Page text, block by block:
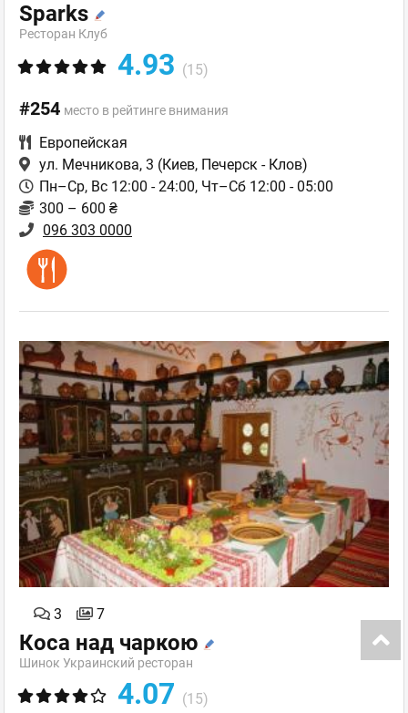
Sparks
Ресторан Клуб
4.93 (15)
#254 место в рейтинге внимания
Европейская
ул. Мечникова, 3 (Киев, Печерск - Клов)
Пн–Ср, Вс 12:00 - 24:00, Чт–Сб 12:00 - 05:00
300 – 600 ₴
096 303 0000
3 7
Коса над чаркою
Шинок Украинский ресторан
4.07 (15)